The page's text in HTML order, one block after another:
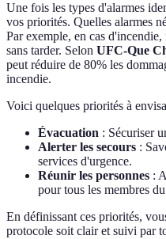
Une fois les types d'alarmes
vos priorités. Quelles alarmes
Par exemple, en cas
sans tarder. Selon UFC-Que
peut réduire de 80% les
incendie.
Voici quelques priorités à
Évacuation : Sécuriser
Alerter les secours :
services d'urgence.
Réunir les personnes :
pour tous les membres
En définissant ces priorités,
protocole soit clair et suivi par